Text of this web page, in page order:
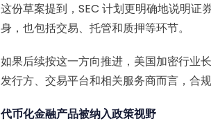
这份草案提到，SEC 计划更明确地说明证
身，也包括交易、托管和质押等环节。
如果后续按这一方向推进，美国加密行业
发行方、交易平台和相关服务商而言，合
代币化金融产品被纳入政策视野